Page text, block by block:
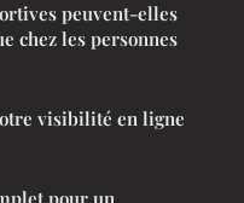
peuvent-elles
chez les personnes
visibilité en ligne